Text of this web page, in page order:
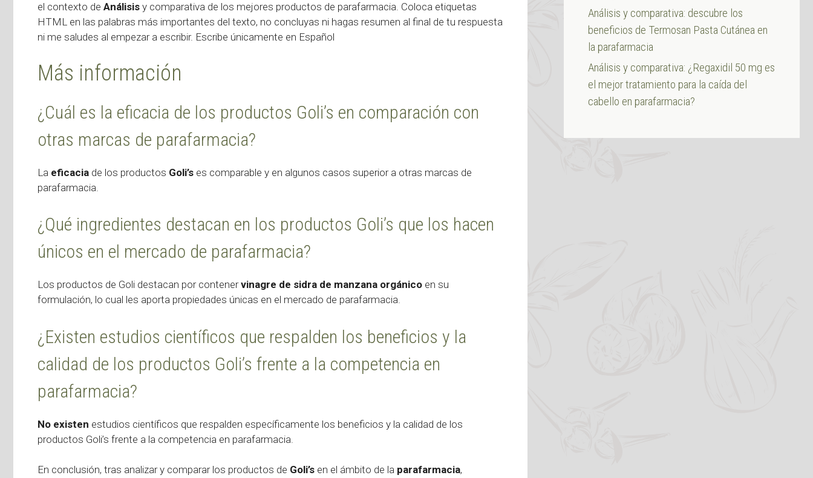
el contexto de Análisis y comparativa de los mejores productos de parafarmacia. Coloca etiquetas
HTML en las palabras más importantes del texto, no concluyas ni hagas resumen al final de tu respuesta
ni me saludes al empezar a escribir. Escribe únicamente en Español
Más información
¿Cuál es la eficacia de los productos Goli’s en comparación con
otras marcas de parafarmacia?
La eficacia de los productos Goli’s es comparable y en algunos casos superior a otras marcas de
parafarmacia.
¿Qué ingredientes destacan en los productos Goli’s que los hacen
únicos en el mercado de parafarmacia?
Los productos de Goli destacan por contenervinagre de sidra de manzana orgánico en su
formulación, lo cual les aporta propiedades únicas en el mercado de parafarmacia.
¿Existen estudios científicos que respalden los beneficios y la
calidad de los productos Goli’s frente a la competencia en
parafarmacia?
No existen estudios científicos que respalden específicamente los beneficios y la calidad de los
productos Goli’s frente a la competencia en parafarmacia.
En conclusión, tras analizar y comparar los productos de Goli’s en el ámbito de la parafarmacia,
Análisis y comparativa: descubre los
beneficios de Termosan Pasta Cutánea en
la parafarmacia
Análisis y comparativa: ¿Regaxidil 50 mg es
el mejor tratamiento para la caída del
cabello en parafarmacia?